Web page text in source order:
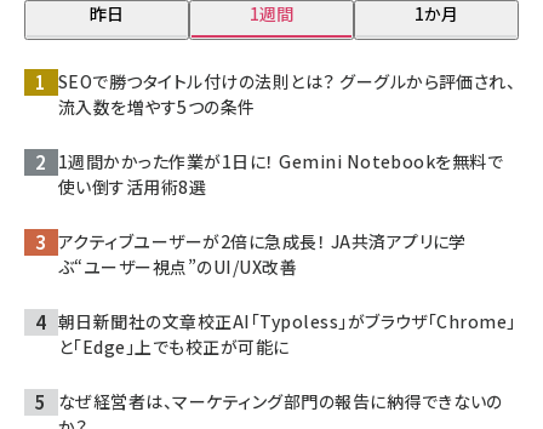
昨日 1週間 1か月
SEOで勝つタイトル付けの法則とは？ グーグルから評価され、
流入数を増やす5つの条件
1週間かかった作業が1日に！ Gemini Notebookを無料で
使い倒す活用術8選
アクティブユーザーが2倍に急成長！ JA共済アプリに学
ぶ“ユーザー視点”のUI/UX改善
朝日新聞社の文章校正AI「Typoless」がブラウザ「Chrome」
と「Edge」上でも校正が可能に
なぜ経営者は、マーケティング部門の報告に納得できないの